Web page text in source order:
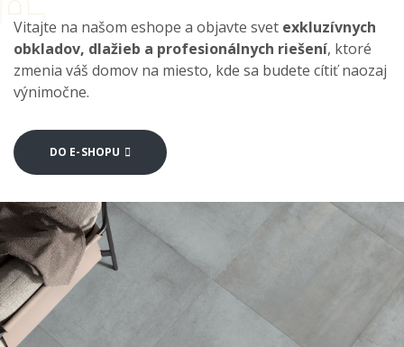
Vitajte na našom eshope a objavte svet exkluzívnych
obkladov, dlažieb a profesionálnych riešení, ktoré
zmenia váš domov na miesto, kde sa budete cítiť naozaj
výnimočne.
DO E-SHOPU